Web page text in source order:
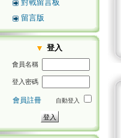
對戰留言板
留言版
登入
會員名稱
登入密碼
會員註冊 自動登入